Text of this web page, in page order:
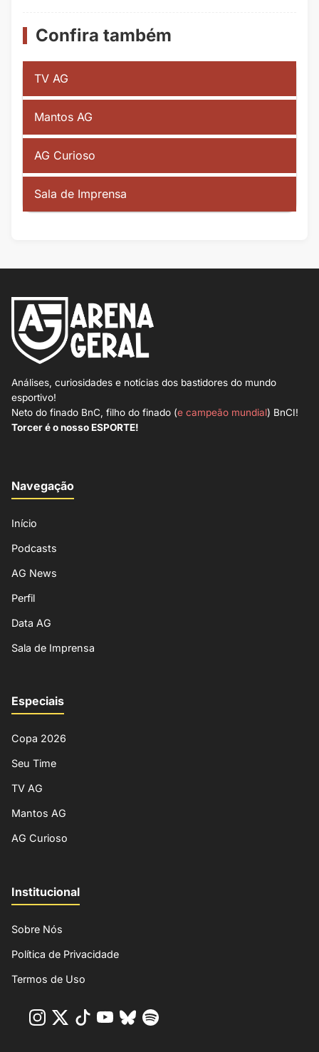
Confira também
TV AG
Mantos AG
AG Curioso
Sala de Imprensa
Análises, curiosidades e notícias dos bastidores do mundo
esportivo!
Neto do finado BnC, filho do finado (e campeão mundial) BnCI!
Torcer é o nosso ESPORTE!
Navegação
Início
Podcasts
AG News
Perfil
Data AG
Sala de Imprensa
Especiais
Copa 2026
Seu Time
TV AG
Mantos AG
AG Curioso
Institucional
Sobre Nós
Política de Privacidade
Termos de Uso